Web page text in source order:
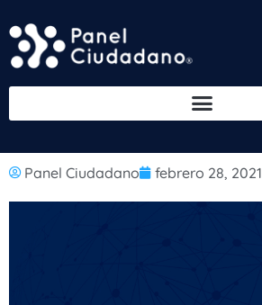
Panel Ciudadano febrero 28, 2021